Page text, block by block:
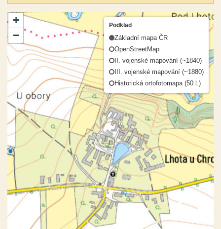
+
−
Podklad
Základní mapa ČR
OpenStreetMap
II. vojenské mapování (~1840)
III. vojenské mapování (~1880)
Historická ortofotomapa (50.l.)